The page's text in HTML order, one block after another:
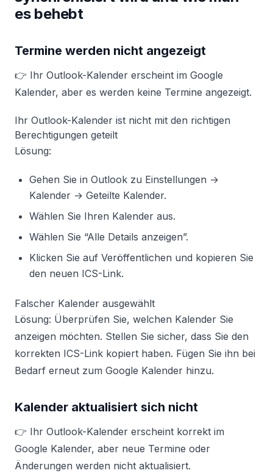
es behebt
Termine werden nicht angezeigt
👉 Ihr Outlook-Kalender erscheint im Google
Kalender, aber es werden keine Termine angezeigt.
Ihr Outlook-Kalender ist nicht mit den richtigen
Berechtigungen geteilt
Lösung:
Gehen Sie in Outlook zu Einstellungen →
Kalender → Geteilte Kalender.
Wählen Sie Ihren Kalender aus.
Wählen Sie “Alle Details anzeigen”.
Klicken Sie auf Veröffentlichen und kopieren Sie
den neuen ICS-Link.
Falscher Kalender ausgewählt
Lösung: Überprüfen Sie, welchen Kalender Sie
anzeigen möchten. Stellen Sie sicher, dass Sie den
korrekten ICS-Link kopiert haben. Fügen Sie ihn bei
Bedarf erneut zum Google Kalender hinzu.
Kalender aktualisiert sich nicht
👉 Ihr Outlook-Kalender erscheint korrekt im
Google Kalender, aber neue Termine oder
Änderungen werden nicht aktualisiert.